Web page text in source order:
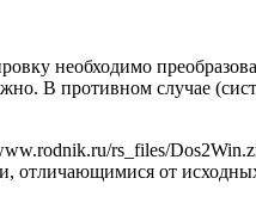
необходимо
В противном случае
rs_files/
отличающимися от